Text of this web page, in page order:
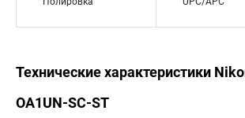
Технические характеристики
OA1UN-SC-ST